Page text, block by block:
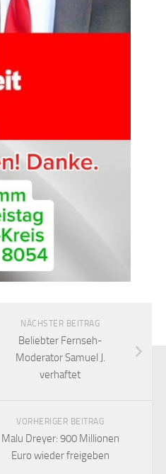
NÄCHSTER BEITRAG
Beliebter Fernseh-
Moderator Samuel J.
verhaftet
VORHERIGER BEITRAG
Malu Dreyer: 900 Millionen
Euro wieder freigeben